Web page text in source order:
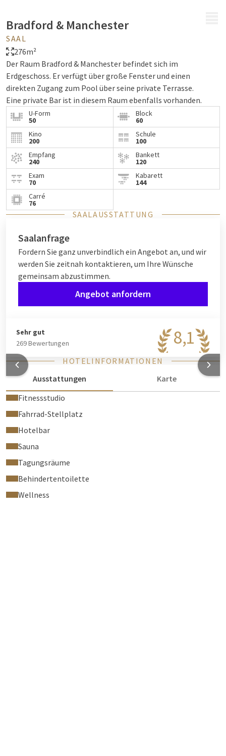
Bradford & Manchester
SAAL
276m²
Der Raum Bradford & Manchester befindet sich im
Erdgeschoss. Er verfügt über große Fenster und einen
direkten Zugang zum Pool über seine private Terrasse.
Eine private Bar ist in diesem Raum ebenfalls vorhanden.
U-Form
50
Block
60
Kino
200
Schule
100
Empfang
240
Bankett
120
Exam
70
Kabarett
144
Carré
76
SAALAUSSTATTUNG
Saalanfrage
Fordern Sie ganz unverbindlich ein Angebot an, und wir
werden Sie zeitnah kontaktieren, um Ihre Wünsche
gemeinsam abzustimmen.
Angebot anfordern
8,1
Sehr gut
269 Bewertungen
HOTELINFORMATIONEN
Ausstattungen
Karte
Fitnessstudio
Fahrrad-Stellplatz
Hotelbar
Sauna
Tagungsräume
Behindertentoilette
Wellness